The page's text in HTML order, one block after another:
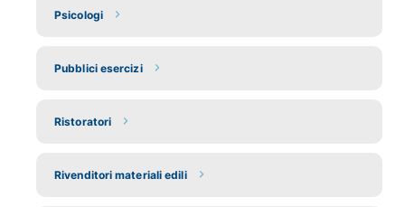
Psicologi
Pubblici esercizi
Ristoratori
Rivenditori materiali edili